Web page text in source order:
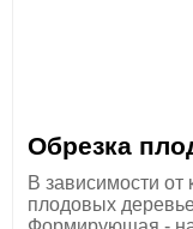
Обрезка
В зависимости от
плодовых